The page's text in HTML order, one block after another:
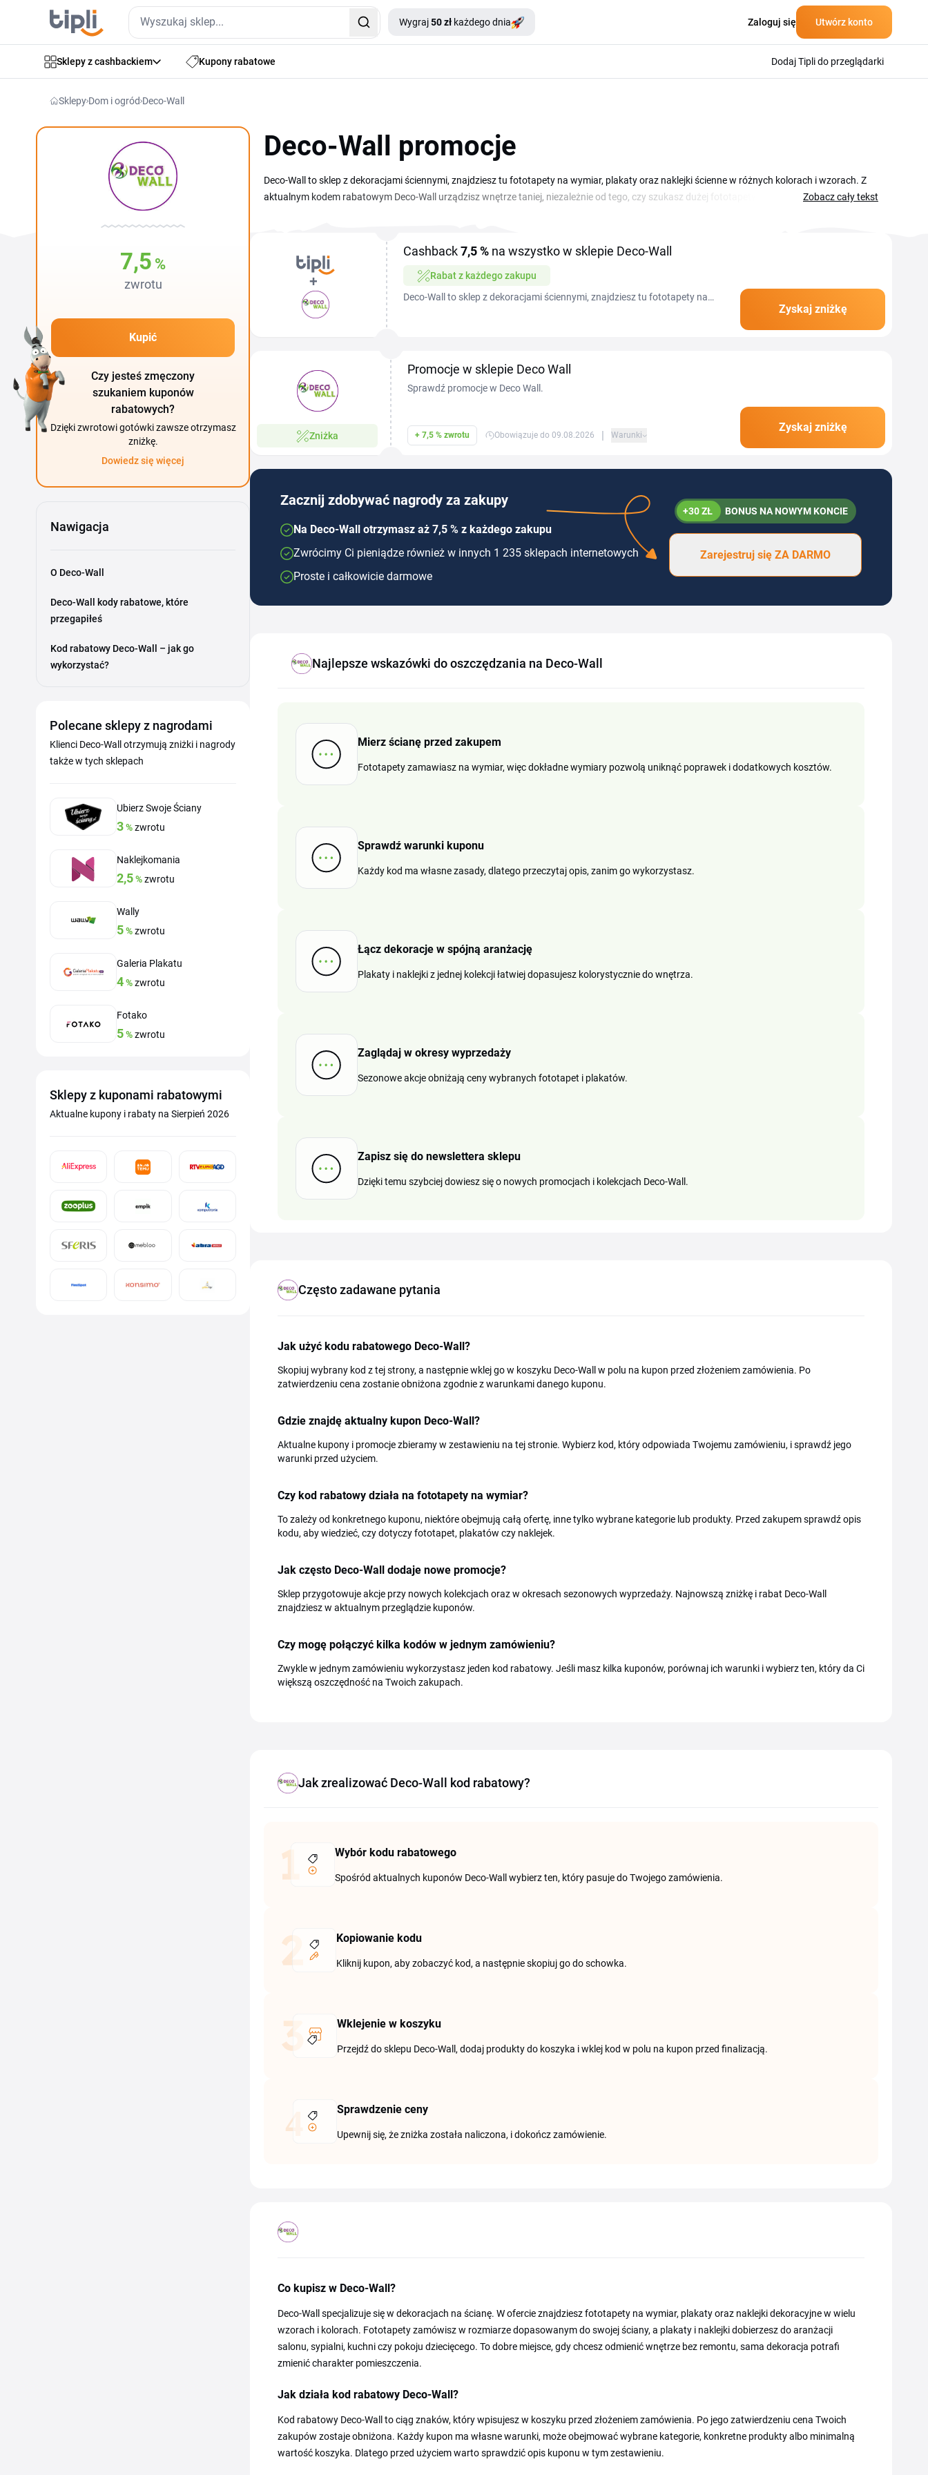
Wygraj50 zł każdego dnia Zaloguj się Utwórz konto
Sklepy z cashbackiem Kupony rabatowe Dodaj Tipli do przeglądarki
Sklepy Dom i ogród Deco-Wall
7,5 %
zwrotu
Kupić
Czy jesteś zmęczony
szukaniem kuponów
rabatowych?
Dzięki zwrotowi gotówki zawsze otrzymasz
zniżkę.
Dowiedz się więcej
Nawigacja
O Deco-Wall
Deco-Wall kody rabatowe, które
przegapiłeś
Kod rabatowy Deco-Wall – jak go
wykorzystać?
Polecane sklepy z nagrodami
Klienci Deco-Wall otrzymują zniżki i nagrody
także w tych sklepach
Ubierz Swoje Ściany
3%zwrotu
Naklejkomania
2,5%zwrotu
Wally
5%zwrotu
Galeria Plakatu
4%zwrotu
Fotako
5%zwrotu
Sklepy z kuponami rabatowymi
Aktualne kupony i rabaty na Sierpień 2026
Deco-Wall promocje
Deco-Wall to sklep z dekoracjami ściennymi, znajdziesz tu fototapety na wymiar, plakaty oraz naklejki ścienne w różnych kolorach i wzorach. Z
aktualnym kodem rabatowym Deco-Wall urządzisz wnętrze taniej, niezależnie od tego, czy szukasz dużej fototapety do salonu, czy drobnej
do swojego stylu i wymiarów ściany.
Zobacz cały tekst
Cashback7,5 % na wszystko w sklepie Deco-Wall
Rabat z każdego zakupu
Deco-Wall to sklep z dekoracjami ściennymi, znajdziesz tu fototapety na
Zyskaj zniżkę
Zniżka
Promocje w sklepie Deco Wall
Sprawdź promocje w Deco Wall.
+ 7,5 % zwrotu Obowiązuje do 09.08.2026 | Warunki
Zyskaj zniżkę
Zacznij zdobywać nagrody za zakupy
Na Deco-Wall otrzymasz aż 7,5 % z każdego zakupu
Zwrócimy Ci pieniądze również w innych 1 235 sklepach internetowych
Proste i całkowicie darmowe
+30 ZŁ BONUS NA NOWYM KONCIE
Zarejestruj się ZA DARMO
Najlepsze wskazówki do oszczędzania na Deco-Wall
Mierz ścianę przed zakupem
Fototapety zamawiasz na wymiar, więc dokładne wymiary pozwolą uniknąć poprawek i dodatkowych kosztów.
Sprawdź warunki kuponu
Każdy kod ma własne zasady, dlatego przeczytaj opis, zanim go wykorzystasz.
Łącz dekoracje w spójną aranżację
Plakaty i naklejki z jednej kolekcji łatwiej dopasujesz kolorystycznie do wnętrza.
Zaglądaj w okresy wyprzedaży
Sezonowe akcje obniżają ceny wybranych fototapet i plakatów.
Zapisz się do newslettera sklepu
Dzięki temu szybciej dowiesz się o nowych promocjach i kolekcjach Deco-Wall.
Często zadawane pytania
Jak użyć kodu rabatowego Deco-Wall?
Skopiuj wybrany kod z tej strony, a następnie wklej go w koszyku Deco-Wall w polu na kupon przed złożeniem zamówienia. Po
zatwierdzeniu cena zostanie obniżona zgodnie z warunkami danego kuponu.
Gdzie znajdę aktualny kupon Deco-Wall?
Aktualne kupony i promocje zbieramy w zestawieniu na tej stronie. Wybierz kod, który odpowiada Twojemu zamówieniu, i sprawdź jego
warunki przed użyciem.
Czy kod rabatowy działa na fototapety na wymiar?
To zależy od konkretnego kuponu, niektóre obejmują całą ofertę, inne tylko wybrane kategorie lub produkty. Przed zakupem sprawdź opis
kodu, aby wiedzieć, czy dotyczy fototapet, plakatów czy naklejek.
Jak często Deco-Wall dodaje nowe promocje?
Sklep przygotowuje akcje przy nowych kolekcjach oraz w okresach sezonowych wyprzedaży. Najnowszą zniżkę i rabat Deco-Wall
znajdziesz w aktualnym przeglądzie kuponów.
Czy mogę połączyć kilka kodów w jednym zamówieniu?
Zwykle w jednym zamówieniu wykorzystasz jeden kod rabatowy. Jeśli masz kilka kuponów, porównaj ich warunki i wybierz ten, który da Ci
większą oszczędność na Twoich zakupach.
Jak zrealizować Deco-Wall kod rabatowy?
Wybór kodu rabatowego
Spośród aktualnych kuponów Deco-Wall wybierz ten, który pasuje do Twojego zamówienia.
Kopiowanie kodu
Kliknij kupon, aby zobaczyć kod, a następnie skopiuj go do schowka.
Wklejenie w koszyku
Przejdź do sklepu Deco-Wall, dodaj produkty do koszyka i wklej kod w polu na kupon przed finalizacją.
Sprawdzenie ceny
Upewnij się, że zniżka została naliczona, i dokończ zamówienie.
Co kupisz w Deco-Wall?
Deco-Wall specjalizuje się w dekoracjach na ścianę. W ofercie znajdziesz fototapety na wymiar, plakaty oraz naklejki dekoracyjne w wielu
wzorach i kolorach. Fototapety zamówisz w rozmiarze dopasowanym do swojej ściany, a plakaty i naklejki dobierzesz do aranżacji
salonu, sypialni, kuchni czy pokoju dziecięcego. To dobre miejsce, gdy chcesz odmienić wnętrze bez remontu, sama dekoracja potrafi
zmienić charakter pomieszczenia.
Jak działa kod rabatowy Deco-Wall?
Kod rabatowy Deco-Wall to ciąg znaków, który wpisujesz w koszyku przed złożeniem zamówienia. Po jego zatwierdzeniu cena Twoich
zakupów zostaje obniżona. Każdy kupon ma własne warunki, może obejmować wybrane kategorie, konkretne produkty albo minimalną
wartość koszyka. Dlatego przed użyciem warto sprawdzić opis kuponu w tym zestawieniu.